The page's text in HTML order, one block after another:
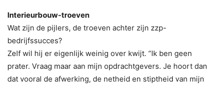
Interieurbouw-troeven
Wat zijn de pijlers, de troeven achter zijn zzp-
bedrijfssucces?
Zelf wil hij er eigenlijk weinig over kwijt. “Ik ben geen
prater. Vraag maar aan mijn opdrachtgevers. Je hoort dan
dat vooral de afwerking, de netheid en stiptheid van mijn